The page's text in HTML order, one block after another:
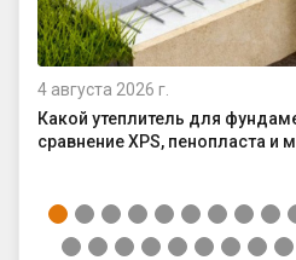
4 августа 2026 г.
Какой утеплитель для
сравнение XPS, пенопласта и